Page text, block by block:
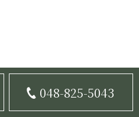
048-825-5043